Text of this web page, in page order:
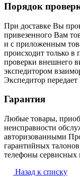
Порядок
При доставке Вы
привезенного Вам
и с приложенным
происходит только в
проверки внешнего
экспедитором
Экспедитор
Гарантия
Любые товары,
неисправности
авторизованными
гарантийных
телефоны сервисных
Назад к списку